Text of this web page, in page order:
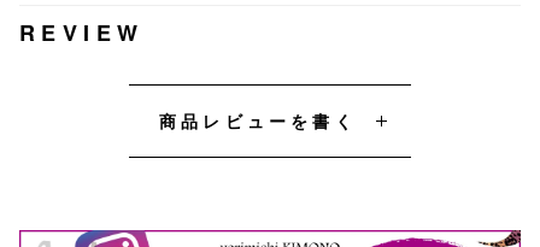
REVIEW
商品レビューを書く